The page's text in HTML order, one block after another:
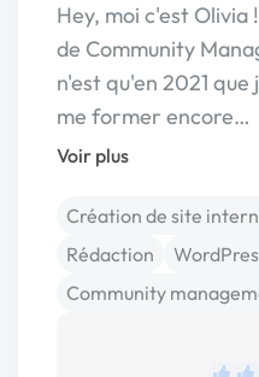
Hey, moi c'est
de Community
n'est qu'en 2021
me former encore…
Voir plus
Création de site
Rédaction
Community